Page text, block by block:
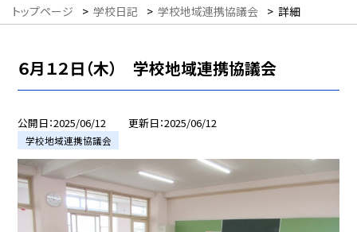
トップページ > 学校日記 > 学校地域連携協議会 > 詳細
６月１２日（木） 学校地域連携協議会
公開日 2025/06/12 更新日 2025/06/12
学校地域連携協議会